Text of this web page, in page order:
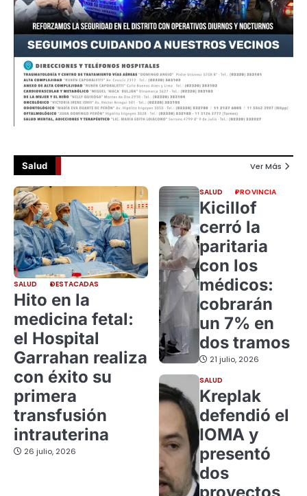
Salud Ver Más
SALUD DESTACADAS
Hito en la
medicina fetal:
el Hospital
Garrahan realiza
con éxito su
primera
transfusión
intrauterina
26 julio, 2026
SALUD PROVINCIA
Kicillof
cerró la
paritaria
con los
médicos:
cobrarán
un 7% en
dos tramos
21 julio, 2026
SALUD
Kreplak
defendió el
IOMA y
presentó
dos